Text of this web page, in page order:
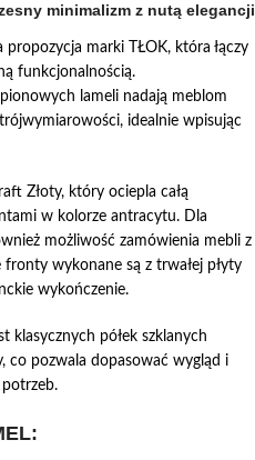
minimalizm z nutą elegancji
propozycja marki TŁOK, która łączy
funkcjonalnością.
lameli nadają meblom
idealnie wpisując
Złoty, który ociepla całą
w kolorze antracytu. Dla
możliwość zamówienia mebli z
wykonane są z trwałej płyty
wykończenie.
półek szklanych
co pozwala dopasować wygląd i